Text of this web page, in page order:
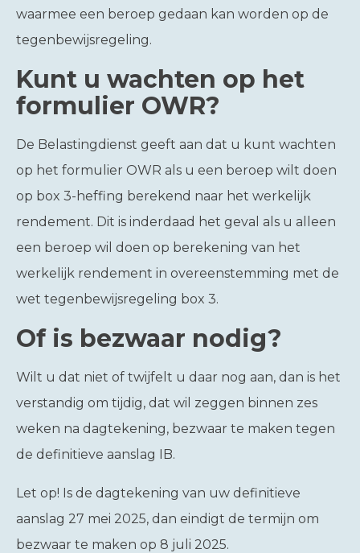
waarmee een beroep gedaan kan worden op de
tegenbewijsregeling.
Kunt u wachten op het
formulier OWR?
De Belastingdienst geeft aan dat u kunt wachten
op het formulier OWR als u een beroep wilt doen
op box 3-heffing berekend naar het werkelijk
rendement. Dit is inderdaad het geval als u alleen
een beroep wil doen op berekening van het
werkelijk rendement in overeenstemming met de
wet tegenbewijsregeling box 3.
Of is bezwaar nodig?
Wilt u dat niet of twijfelt u daar nog aan, dan is het
verstandig om tijdig, dat wil zeggen binnen zes
weken na dagtekening, bezwaar te maken tegen
de definitieve aanslag IB.
Let op! Is de dagtekening van uw definitieve
aanslag 27 mei 2025, dan eindigt de termijn om
bezwaar te maken op 8 juli 2025.